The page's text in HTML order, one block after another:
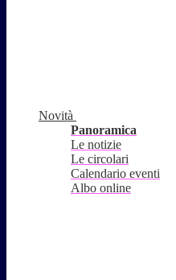
Novità
Panoramica
Le notizie
Le circolari
Calendario eventi
Albo online